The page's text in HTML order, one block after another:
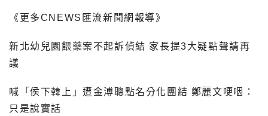
《更多CNEWS匯流新聞網報導》
新北幼兒園餵藥案不起訴偵結 家長提3大疑點聲請再
議
喊「侯下韓上」遭金溥聰點名分化團結 鄭麗文哽咽：
只是說實話